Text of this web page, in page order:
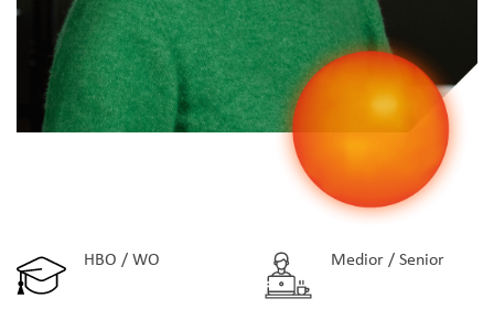
HBO / WO Medior / Senior